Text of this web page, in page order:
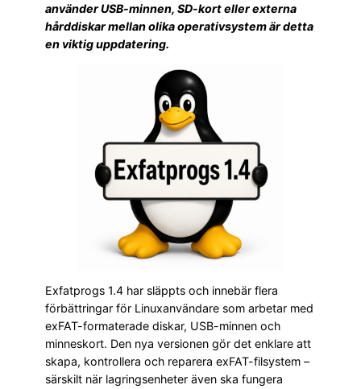
använder USB-minnen, SD-kort eller externa
hårddiskar mellan olika operativsystem är detta
en viktig uppdatering.
Exfatprogs 1.4 har släppts och innebär flera
förbättringar för Linuxanvändare som arbetar med
exFAT-formaterade diskar, USB-minnen och
minneskort. Den nya versionen gör det enklare att
skapa, kontrollera och reparera exFAT-filsystem –
särskilt när lagringsenheter även ska fungera